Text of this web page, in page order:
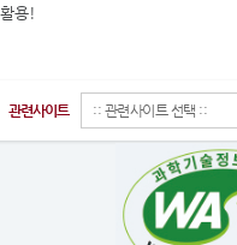
용!
관련사이트